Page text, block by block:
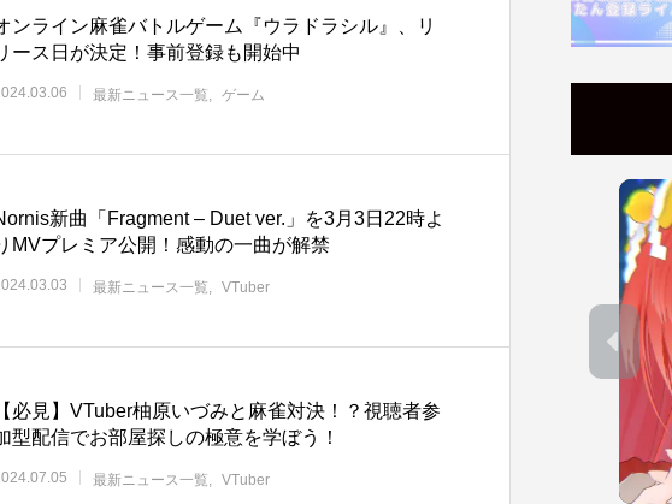
ンライン麻雀バトルゲーム『ウラドラシル』、リ
ース日が決定！事前登録も開始中
最新ニュース一覧 ゲーム
新曲「Fragment – Duet ver.」を3月3日22時よ
MVプレミア公開！感動の一曲が解禁
最新ニュース一覧 VTuber
必見】VTuber柚原いづみと麻雀対決！？視聴者参
型配信でお部屋探しの極意を学ぼう！
最新ニュース一覧 VTuber